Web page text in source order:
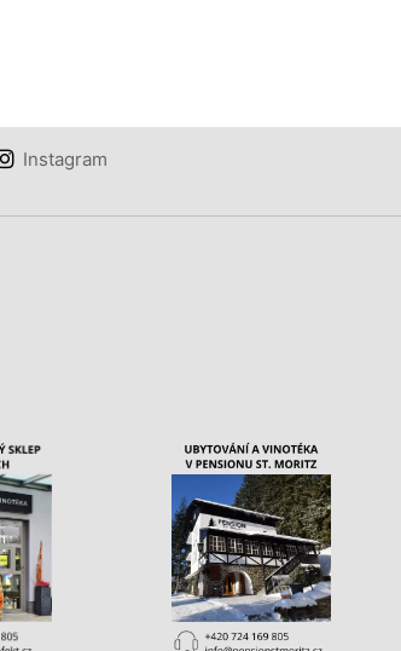
Instagram